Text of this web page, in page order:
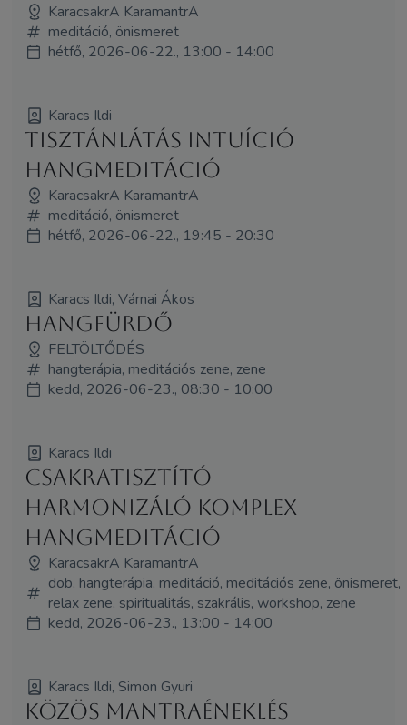
KaracsakrA KaramantrA
meditáció, önismeret
hétfő, 2026-06-22., 13:00 - 14:00
Karacs Ildi
Tisztánlátás intuíció
hangmeditáció
KaracsakrA KaramantrA
meditáció, önismeret
hétfő, 2026-06-22., 19:45 - 20:30
Karacs Ildi, Várnai Ákos
Hangfürdő
FELTÖLTŐDÉS
hangterápia, meditációs zene, zene
kedd, 2026-06-23., 08:30 - 10:00
Karacs Ildi
Csakratisztító
harmonizáló komplex
hangmeditáció
KaracsakrA KaramantrA
dob, hangterápia, meditáció, meditációs zene, önismeret,
relax zene, spiritualitás, szakrális, workshop, zene
kedd, 2026-06-23., 13:00 - 14:00
Karacs Ildi, Simon Gyuri
Közös mantraéneklés